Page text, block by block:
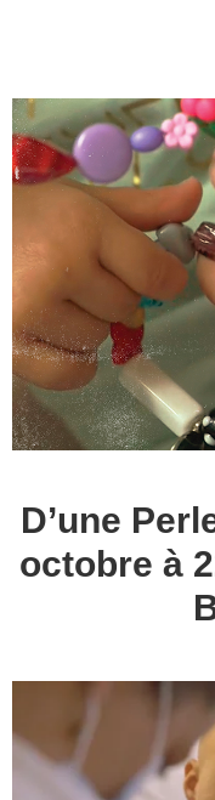
D’une
octobre à